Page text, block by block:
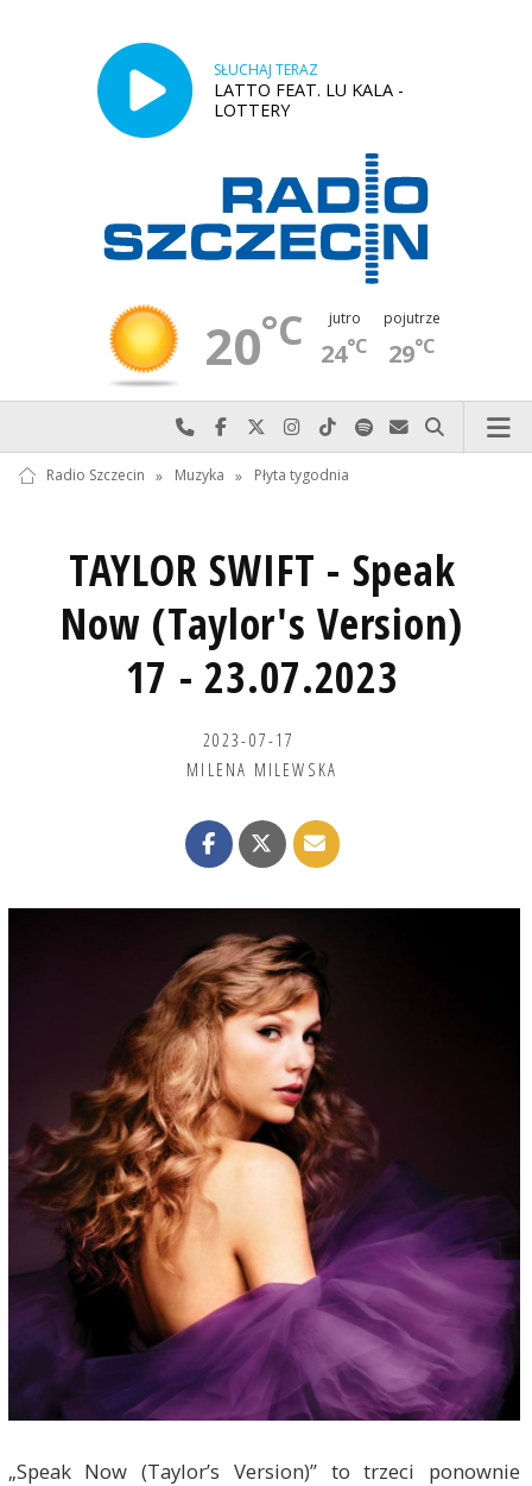
SŁUCHAJ TERAZ
LATTO FEAT. LU KALA -
LOTTERY
20°C jutro
24°C
pojutrze
29°C
Najlepiej po prostu do nas zadzwoń
Odwiedź nas na Facebook-u
Odwiedź nas na X
Odwiedź nas na Instagram-ie
Odwiedź nas na TikTok-u
Szukaj nas na Spotify
Wyślij do nas
Szukaj
Radio Szczecin » Muzyka » Płyta tygodnia
TAYLOR SWIFT - Speak
Now (Taylor's Version)
17 - 23.07.2023
2023-07-17
MILENA MILEWSKA
„Speak Now (Taylor’s Version)” to trzeci ponownie